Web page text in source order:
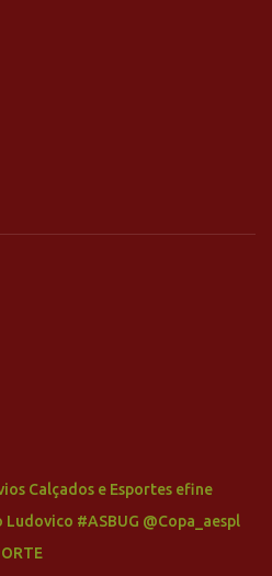
Calçados e Esportes efine
#ASBUG @Copa_aespl